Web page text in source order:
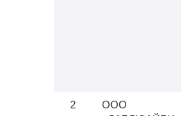
ООО